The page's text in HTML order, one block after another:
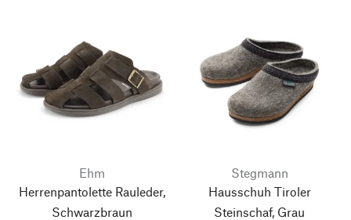
Ehm
Herrenpantolette Rauleder,
Schwarzbraun
Stegmann
Hausschuh Tiroler
Steinschaf, Grau